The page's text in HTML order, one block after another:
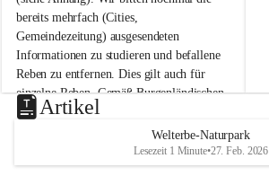
n
a
m
N
e
u
s
d
bereits mehrfach (Cities,
Gemeindezeitung) ausgesendeten
Informationen zu studieren und befallene
Reben zu entfernen. Dies gilt auch für
einzelne Reben. Gemäß Burgenländischen
Weinbaugesetz sind nicht gepflegte oder
unzulässige Weingärten zu roden! Bitte
helfen wir zusammen um unsere Winzer
vor den prognostizierten Ernteausfällen
u
e
d
Artikel
Welterbe-Naturpark
Lesezeit 1 Minute•27. Feb. 2026